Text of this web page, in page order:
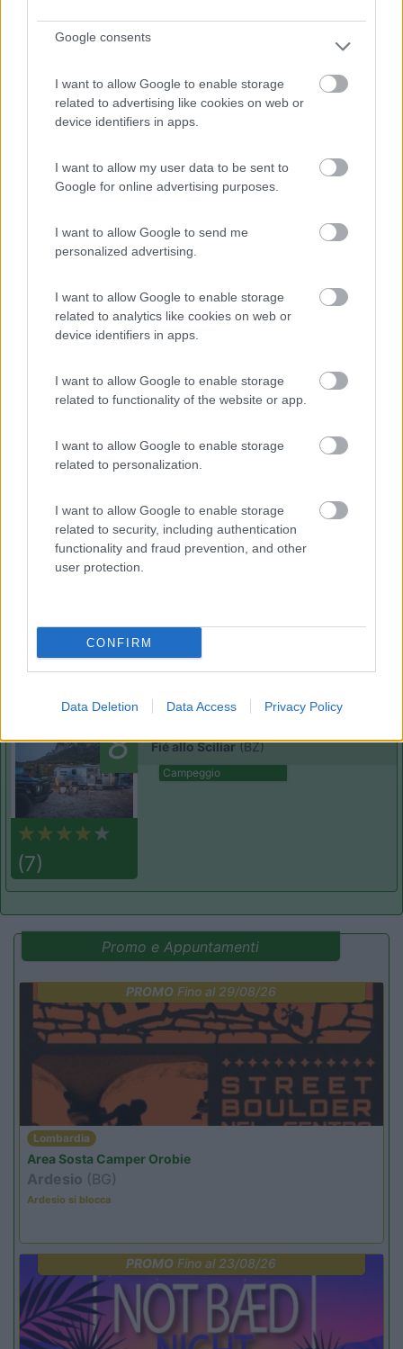
Google consents
I want to allow Google to enable storage
related to advertising like cookies on web or
device identifiers in apps.
I want to allow my user data to be sent to
Google for online advertising purposes.
I want to allow Google to send me
personalized advertising.
I want to allow Google to enable storage
related to analytics like cookies on web or
device identifiers in apps.
I want to allow Google to enable storage
related to functionality of the website or app.
I want to allow Google to enable storage
related to personalization.
I want to allow Google to enable storage
related to security, including authentication
functionality and fraud prevention, and other
user protection.
CONFIRM
Data Deletion Data Access Privacy Policy
7.8
Campeggio
8.1 Camping Arquin Lana
Campeggio
7
(1)
Komodo Camping
Gargazzone(BZ)
8
(7)
Fié allo Sciliar(BZ)
Campeggio
Promo e Appuntamenti
PROMO Fino al 29/08/26
Lombardia
Area Sosta Camper Orobie
Ardesio (BG)
Ardesio si blocca
PROMO Fino al 23/08/26